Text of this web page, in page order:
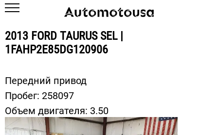
2013 FORD TAURUS SEL |
1FAHP2E85DG120906
Передний привод
Пробег: 258097
Объем двигателя: 3.50